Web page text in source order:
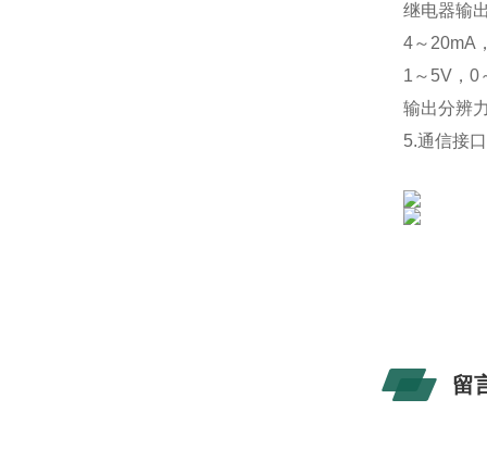
继电器输
4～20mA
1～5V，0
输出分辨
5.通信接口
留